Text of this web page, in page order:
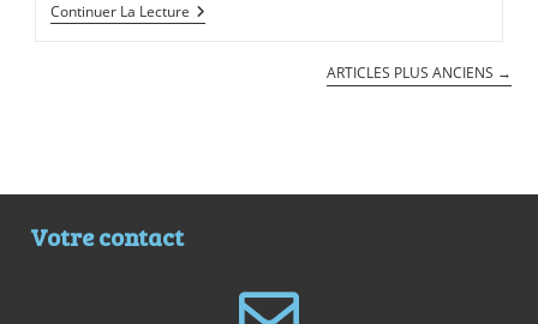
Continuer La Lecture
ARTICLES PLUS ANCIENS →
Votre contact